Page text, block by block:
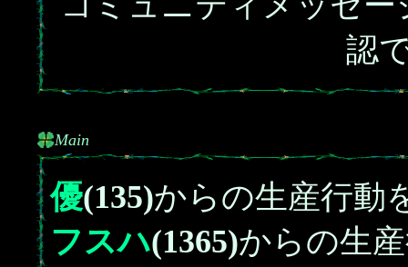
認
Main
優(135)からの生産行動
フスハ(1365)からの生